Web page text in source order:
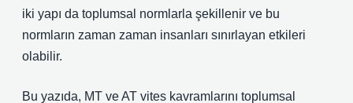
iki yapı da toplumsal normlarla şekillenir ve bu
normların zaman zaman insanları sınırlayan etkileri
olabilir.
Bu yazıda, MT ve AT vites kavramlarını toplumsal